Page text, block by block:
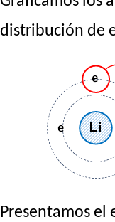
distribución de
Presentamos el